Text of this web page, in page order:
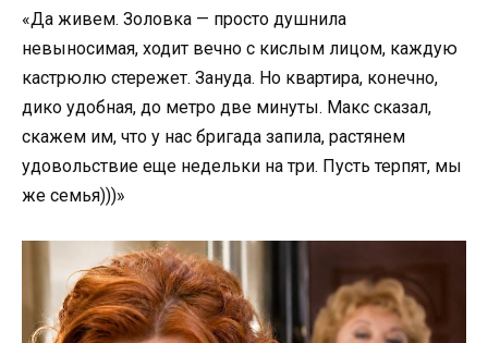
«Да живем. Золовка — просто душнила
невыносимая, ходит вечно с кислым лицом, каждую
кастрюлю стережет. Зануда. Но квартира, конечно,
дико удобная, до метро две минуты. Макс сказал,
скажем им, что у нас бригада запила, растянем
удовольствие еще недельки на три. Пусть терпят, мы
же семья)))»